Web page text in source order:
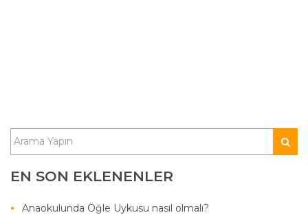
EN SON EKLENENLER
Anaokulunda Öğle Uykusu nasıl olmalı?